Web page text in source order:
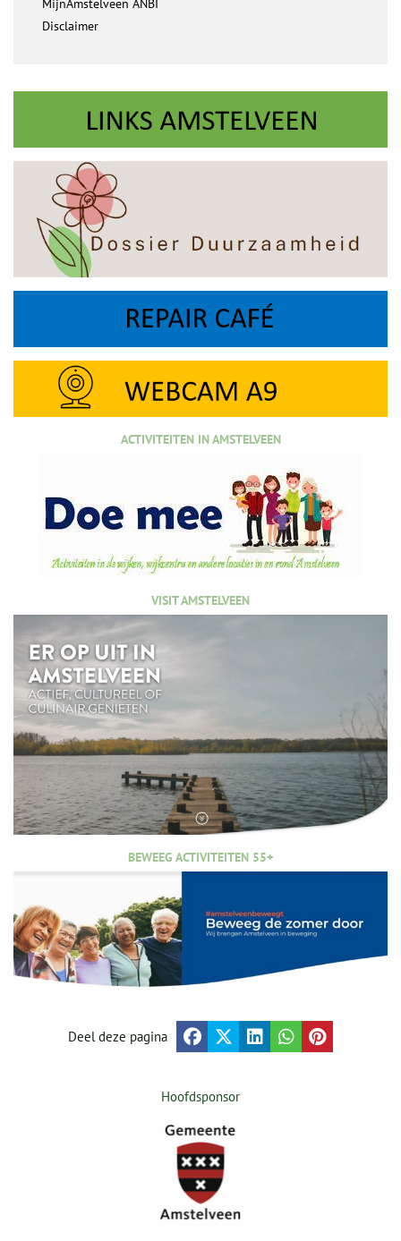
MijnAmstelveen ANBI
Disclaimer
ACTIVITEITEN IN AMSTELVEEN
VISIT AMSTELVEEN
BEWEEG ACTIVITEITEN 55+
Deel deze pagina
Hoofdsponsor